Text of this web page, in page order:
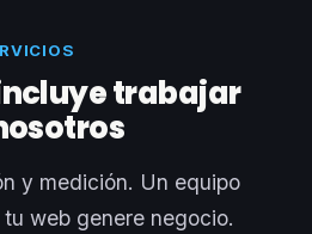
trabajar
y medición. Un equipo
web genere negocio.